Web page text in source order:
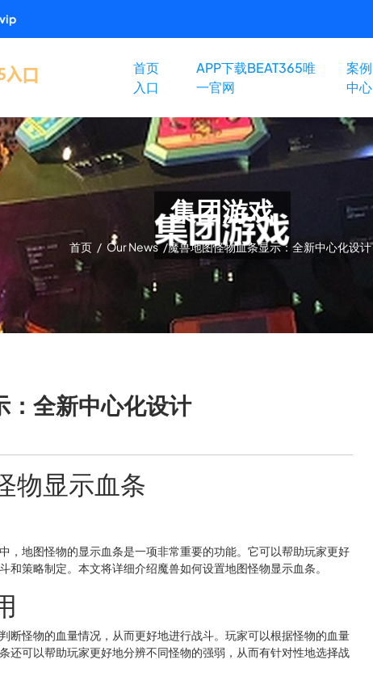
首页
入口
APP下载BEAT365唯
一官网
案例
中心
集团游戏
首页 / Our News /魔兽地图怪物血条显示：全新中心化设计
：全新中心化设计
物显示血条
，地图怪物的显示血条是一项非常重要的功能。它可以帮助玩家更好
策略制定。本文将详细介绍魔兽如何设置地图怪物显示血条。
断怪物的血量情况，从而更好地进行战斗。玩家可以根据怪物的血量
还可以帮助玩家更好地分辨不同怪物的强弱，从而有针对性地选择战